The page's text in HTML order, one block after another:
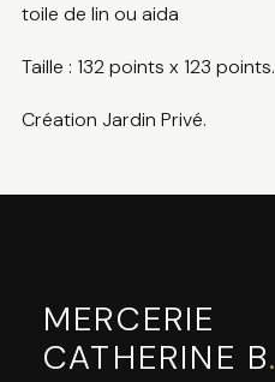
toile de lin ou aida
Taille : 132 points x 123 points.
Création Jardin Privé.
MERCERIE
CATHERINE B.